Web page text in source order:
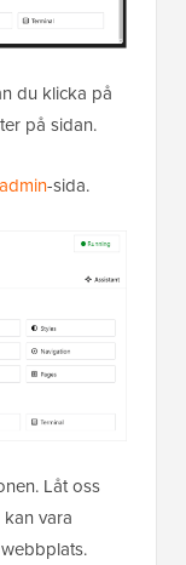
du klicka på
på sidan.
-sida.
Låt oss
vara